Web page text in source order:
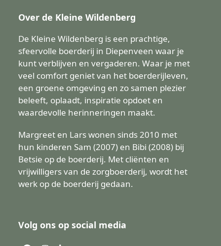
Over de Kleine Wildenberg
De Kleine Wildenberg is een prachtige,
sfeervolle boerderij in Diepenveen waar je
kunt verblijven en vergaderen. Waar je met
veel comfort geniet van het boerderijleven,
een groene omgeving en zo samen plezier
beleeft, oplaadt, inspiratie opdoet en
waardevolle herinneringen maakt.
Margreet en Lars wonen sinds 2010 met
hun kinderen Sam (2007) en Bibi (2008) bij
Betsie op de boerderij. Met cliënten en
vrijwilligers van de zorgboerderij, wordt het
werk op de boerderij gedaan.
Volg ons op social media